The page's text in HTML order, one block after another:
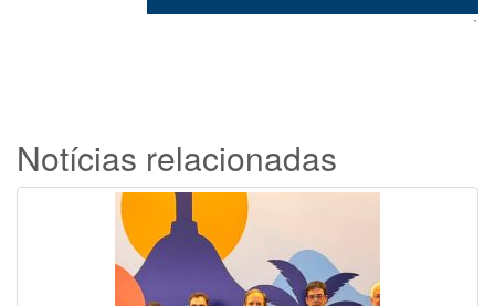
`
Notícias relacionadas